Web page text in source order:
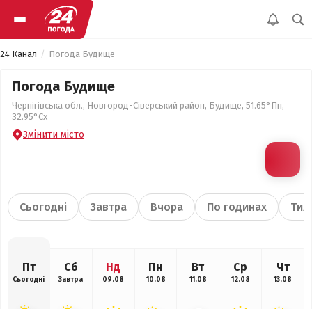
24 Канал Погода Будище
Погода Будище
Чернігівська обл., Новгород-Сіверський район, Будище, 51.65°Пн,
32.95°Сх
Змінити місто
Сьогодні Завтра Вчора По годинах
Пт
Сьогодні
Сб
Завтра
Нд
09.08
Пн
10.08
Вт
11.08
Ср
12.08
Чт
13.08